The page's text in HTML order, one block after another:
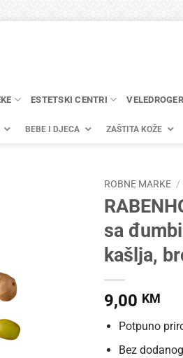
ESTETSKI CENTRI
BEBE I DJECA ZAŠTITA KOŽE
ROBNE MARKE /
sa
kašlja,
9,00 KM
Potpuno
Bez